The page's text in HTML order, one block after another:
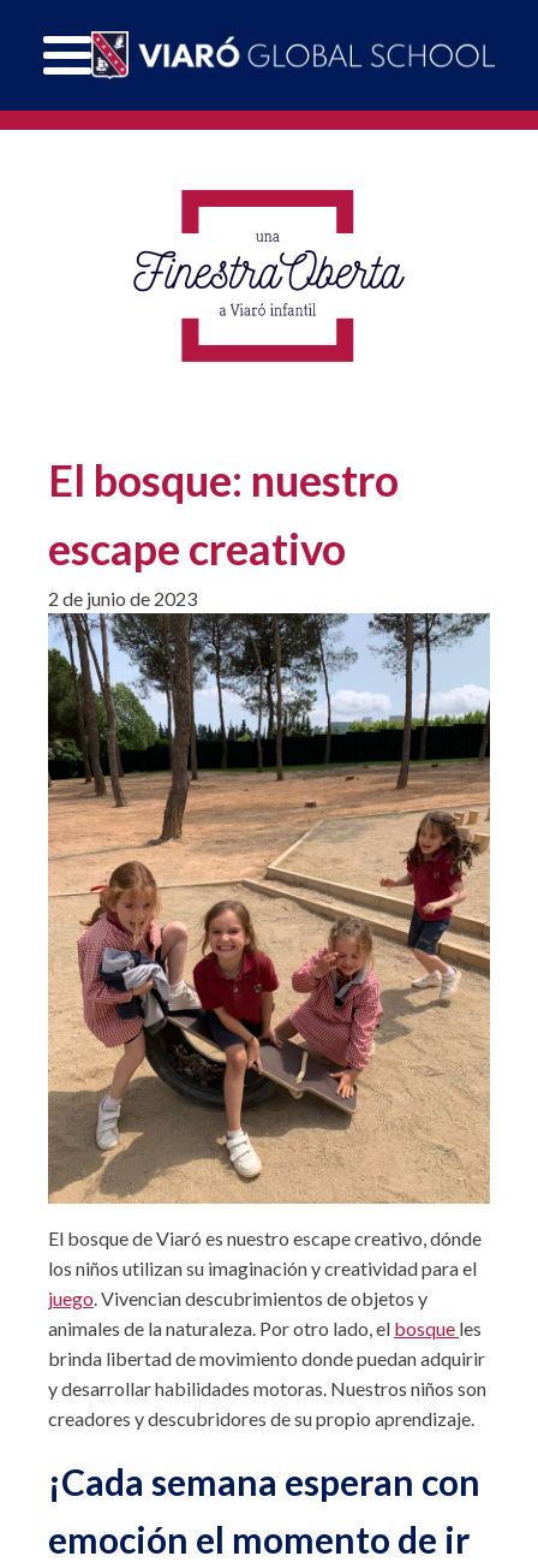
El bosque: nuestro
escape creativo
2 de junio de 2023
El bosque de Viaró es nuestro escape creativo, dónde
los niños utilizan su imaginación y creatividad para el
juego . Vivencian descubrimientos de objetos y
animales de la naturaleza. Por otro lado, el bosque les
brinda libertad de movimiento donde puedan adquirir
y desarrollar habilidades motoras. Nuestros niños son
creadores y descubridores de su propio aprendizaje.
¡Cada semana esperan con
emoción el momento de ir